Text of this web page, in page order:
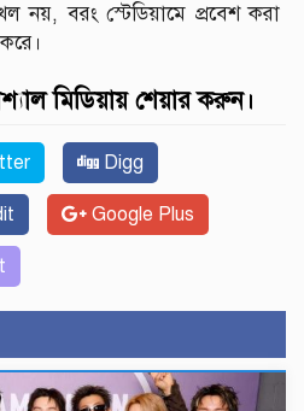
নয়, বরং স্টেডিয়ামে প্রবেশ করা
মিডিয়ায় শেয়ার করুন।
Digg
Google Plus